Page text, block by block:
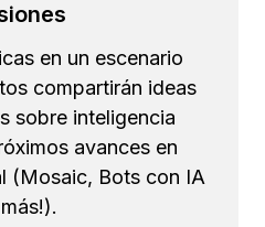
en un escenario
compartirán ideas
sobre inteligencia
avances en
(Mosaic, Bots con IA
más!).